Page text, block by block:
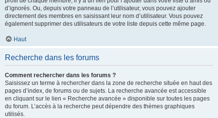
d’ignorés. Ou, depuis votre panneau de l’utilisateur, vous pouvez ajouter
directement des membres en saisissant leur nom d’utilisateur. Vous pouvez
également supprimer des utilisateurs de votre liste depuis cette même page.
Haut
Recherche dans les forums
Comment rechercher dans les forums ?
Saisissez un terme à rechercher dans la zone de recherche située en haut des
pages d’index, de forums ou de sujets. La recherche avancée est accessible
en cliquant sur le lien « Recherche avancée » disponible sur toutes les pages
du forum. L’accès à la recherche peut dépendre des thèmes graphiques
utilisés.